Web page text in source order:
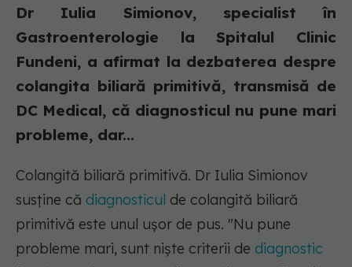
Dr Iulia Simionov, specialist în
Gastroenterologie la Spitalul Clinic
Fundeni, a afirmat la dezbaterea despre
colangita biliară primitivă, transmisă de
DC Medical, că diagnosticul nu pune mari
probleme, dar...
Colangită biliară primitivă. Dr Iulia Simionov
susține că diagnosticul de colangită biliară
primitivă este unul ușor de pus. "Nu pune
probleme mari, sunt niște criterii de diagnostic